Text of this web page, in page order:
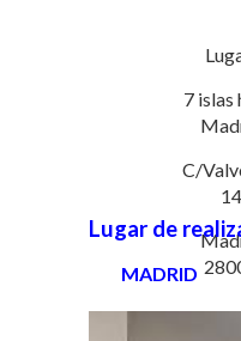
7 islas
C/
14
Lugar de
MADRID